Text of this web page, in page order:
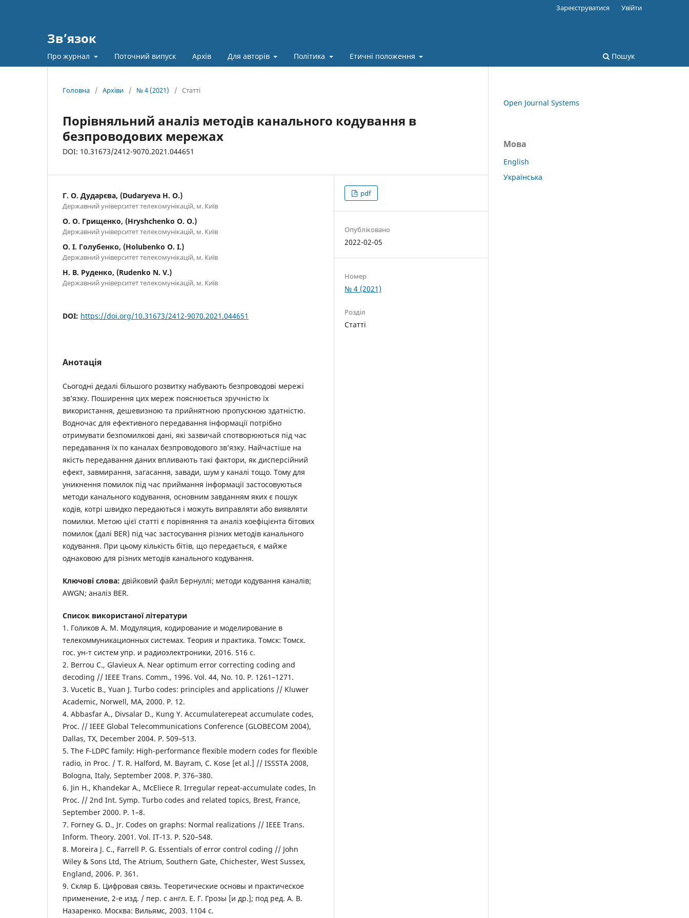
Зв’язок
Про журнал Поточний випуск Архів Для авторів Політика Етичні положення Пошук
Зареєструватися Увійти
Головна / Архіви / № 4 (2021) / Статті
Порівняльний аналіз методів канального кодування в
безпроводових мережах
DOI: 10.31673/2412-9070.2021.044651
Г. О. Дударєва, (Dudaryeva H. O.)
Державний університет телекомунікацій, м. Київ
О. О. Грищенко, (Hryshchenko O. O.)
Державний університет телекомунікацій, м. Київ
О. І. Голубенко, (Holubenko O. I.)
Державний університет телекомунікацій, м. Київ
Н. В. Руденко, (Rudenko N. V.)
Державний університет телекомунікацій, м. Київ
DOI: https://doi.org/10.31673/2412-9070.2021.044651
Анотація
Сьогодні дедалі більшого розвитку набувають безпроводові мережі
зв’язку. Поширення цих мереж пояснюється зручністю їх
використання, дешевизною та прийнятною пропускною здатністю.
Водночас для ефективного передавання інформації потрібно
отримувати безпомилкові дані, які зазвичай спотворюються під час
передавання їх по каналах безпроводового зв’язку. Найчастіше на
якість передавання даних впливають такі фактори, як дисперсійний
ефект, завмирання, загасання, завади, шум у каналі тощо. Тому для
уникнення помилок під час приймання інформації застосовуються
методи канального кодування, основним завданням яких є пошук
кодів, котрі швидко передаються і можуть виправляти або виявляти
помилки. Метою цієї статті є порівняння та аналіз коефіцієнта бітових
помилок (далі BER) під час застосування різних методів канального
кодування. При цьому кількість бітів, що передається, є майже
однаковою для різних методів канального кодування.
Ключові слова: двійковий файл Бернуллі; методи кодування каналів;
AWGN; аналіз BER.
Список використаної літератури
1. Голиков А. М. Модуляция, кодирование и моделирование в
телекоммуникационных системах. Теория и практика. Томск: Томск.
гос. ун-т систем упр. и радиоэлектроники, 2016. 516 с.
2. Berrou C., Glavieux A. Near optimum error correcting coding and
decoding // IEEE Trans. Comm., 1996. Vol. 44, No. 10. P. 1261–1271.
3. Vucetic B., Yuan J. Turbo codes: principles and applications // Kluwer
Academic, Norwell, MA, 2000. P. 12.
4. Abbasfar A., Divsalar D., Kung Y. Accumulaterepeat accumulate codes,
Proc. // IEEE Global Telecommunications Conference (GLOBECOM 2004),
Dallas, TX, December 2004. P. 509–513.
5. The F-LDPC family: High-performance flexible modern codes for flexible
radio, in Proc. / T. R. Halford, M. Bayram, C. Kose [et al.] // ISSSTA 2008,
Bologna, Italy, September 2008. P. 376–380.
6. Jin H., Khandekar A., McEliece R. Irregular repeat-accumulate codes, In
Proc. // 2nd Int. Symp. Turbo codes and related topics, Brest, France,
September 2000. Р. 1–8.
7. Forney G. D., Jr. Codes on graphs: Normal realizations // IEEE Trans.
Inform. Theory. 2001. Vol. IT-13. P. 520–548.
8. Moreira J. C., Farrell P. G. Essentials of error control coding // John
Wiley & Sons Ltd, The Atrium, Southern Gate, Chichester, West Sussex,
England, 2006. P. 361.
9. Скляр Б. Цифровая связь. Теоретические основы и практическое
применение, 2-е изд. / пер. с англ. Е. Г. Грозы [и др.]; под ред. А. В.
Назаренко. Москва: Вильямс, 2003. 1104 с.
pdf
Опубліковано
2022-02-05
Номер
№ 4 (2021)
Розділ
Статті
Open Journal Systems
Мова
English
Українська